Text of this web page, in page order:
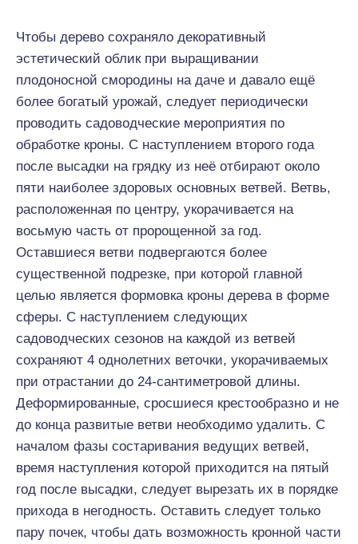
Чтобы дерево сохраняло декоративный
эстетический облик при выращивании
плодоносной смородины на даче и давало ещё
более богатый урожай, следует периодически
проводить садоводческие мероприятия по
обработке кроны. С наступлением второго года
после высадки на грядку из неё отбирают около
пяти наиболее здоровых основных ветвей. Ветвь,
расположенная по центру, укорачивается на
восьмую часть от пророщенной за год.
Оставшиеся ветви подвергаются более
существенной подрезке, при которой главной
целью является формовка кроны дерева в форме
сферы. С наступлением следующих
садоводческих сезонов на каждой из ветвей
сохраняют 4 однолетних веточки, укорачиваемых
при отрастании до 24-сантиметровой длины.
Деформированные, сросшиеся крестообразно и не
до конца развитые ветви необходимо удалить. С
началом фазы состаривания ведущих ветвей,
время наступления которой приходится на пятый
год после высадки, следует вырезать их в порядке
прихода в негодность. Оставить следует только
пару почек, чтобы дать возможность кронной части